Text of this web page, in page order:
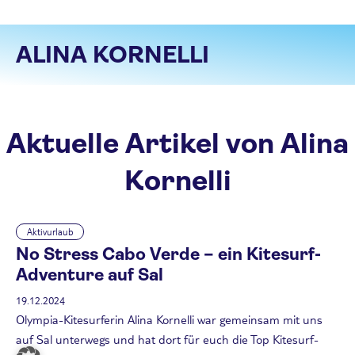
ALINA KORNELLI
Aktuelle Artikel von Alina
Kornelli
Aktivurlaub
No Stress Cabo Verde – ein Kitesurf-
Adventure auf Sal
19.12.2024
Olympia-Kitesurferin Alina Kornelli war gemeinsam mit uns
auf Sal unterwegs und hat dort für euch die Top Kitesurf-